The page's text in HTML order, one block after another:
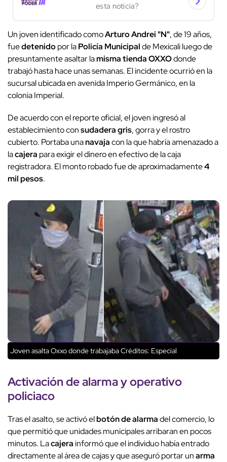
esta noticia?
Un joven identificado comoArturo Andrei "N", de 19 años,
fuedetenidopor laPolicía Municipalde Mexicali luego de
presuntamente asaltar lamisma tienda OXXOdonde
trabajó hasta hace unas semanas. El incidente ocurrió en la
sucursal ubicada en avenida Imperio Germánico, en la
colonia Imperial.
De acuerdo con el reporte oficial, el joven ingresó al
establecimiento consudadera gris, gorra y el rostro
cubierto. Portaba unanavajacon la que habría amenazado a
lacajera para exigir el dinero en efectivo de la caja
registradora. El monto robado fue de aproximadamente4
mil pesos.
Joven asalta Oxxo donde trabajabaCréditos: Especial
Activación de alarmayoperativo
policiaco
Tras el asalto, se activó elbotón de alarmadel comercio, lo
que permitió que unidades municipales arribaran en pocos
minutos. Lacajerainformó que el individuo había entrado
directamente al área de cajas y que aseguró portar unarma